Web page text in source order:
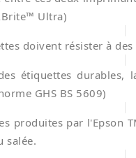
Ultra)
doivent résister à
étiquettes durables,
GHS BS 5609)
produites par l'Epson
salée.